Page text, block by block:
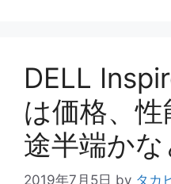
DELL
は価格、
途半端かな
2019年7月5日 by タカ